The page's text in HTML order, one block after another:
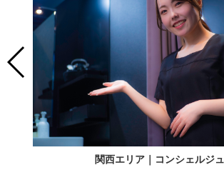
関西エリア｜コンシェルジュ